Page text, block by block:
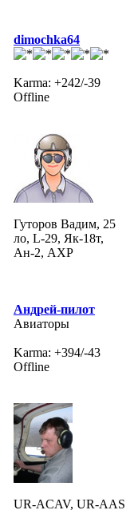
dimochka64
Karma: +242/-39
Offline
Гуторов Вадим, 25
ло, L-29, Як-18т,
Ан-2, АХР
Андрей-пилот
Авиаторы
Karma: +394/-43
Offline
UR-ACAV, UR-AAS